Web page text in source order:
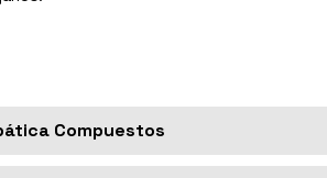
Compuestos